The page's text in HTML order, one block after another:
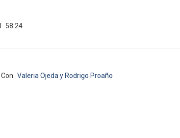
58:24
Con Valeria Ojeda y Rodrigo Proaño